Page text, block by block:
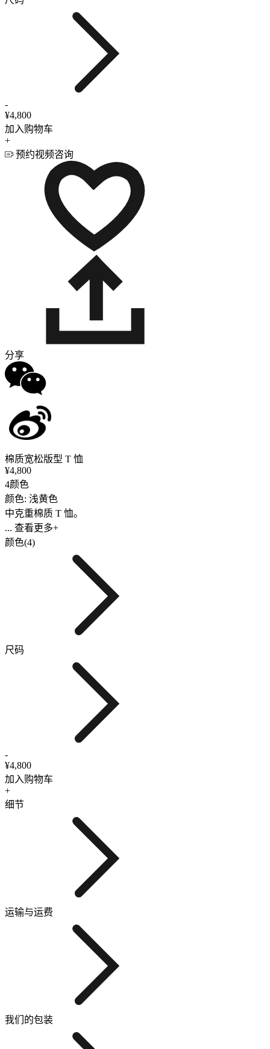
-
¥4,800
加入购物车
+
预约视频咨询
分享
棉质宽松版型 T 恤
¥4,800
4颜色
颜色: 浅黄色
中克重棉质 T 恤。
... 查看更多+
颜色(4)
尺码
-
¥4,800
加入购物车
+
细节
运输与运费
我们的包装